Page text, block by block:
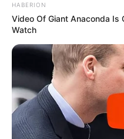
Φωτιά στο Μαρμάρι
HABERION
Video Of Giant Anaconda Is
Watch